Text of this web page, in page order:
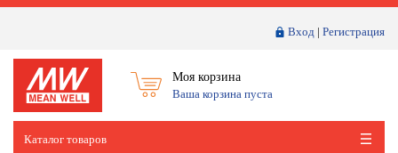
Вход | Регистрация
Моя корзина
Ваша корзина пуста
Каталог товаров